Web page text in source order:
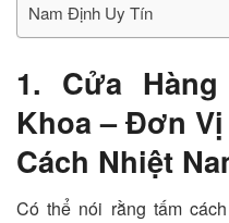
Nam Định Uy Tín
1. Cửa
Khoa – Đơn
Cách Nhiệt
Có thể nói rằng tấm